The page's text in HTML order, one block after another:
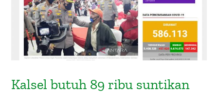
(Antara, 20 Februari 2022)
Kalsel butuh 89 ribu suntikan